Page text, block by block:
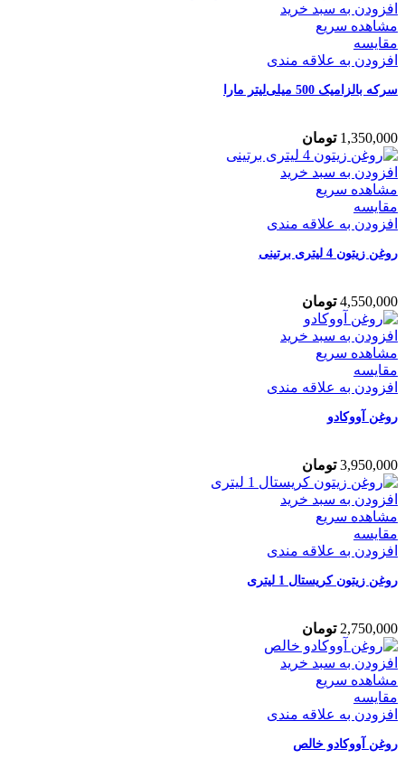
افزودن به سبد خرید
مشاهده سریع
مقایسه
افزودن به علاقه مندی
سرکه بالزامیک 500 میلی‌لیتر مارا
1,350,000 تومان
افزودن به سبد خرید
مشاهده سریع
مقایسه
افزودن به علاقه مندی
روغن زیتون 4 لیتری برتینی
4,550,000 تومان
افزودن به سبد خرید
مشاهده سریع
مقایسه
افزودن به علاقه مندی
روغن آووکادو
3,950,000 تومان
افزودن به سبد خرید
مشاهده سریع
مقایسه
افزودن به علاقه مندی
روغن زیتون کریستال 1 لیتری
2,750,000 تومان
افزودن به سبد خرید
مشاهده سریع
مقایسه
افزودن به علاقه مندی
روغن آووکادو خالص